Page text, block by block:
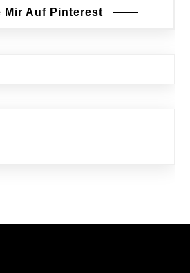
Mir Auf Pinterest